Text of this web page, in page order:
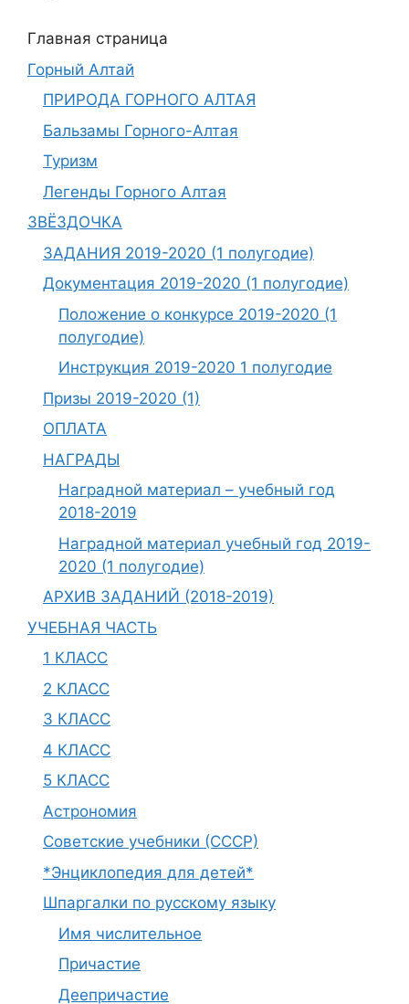
Главная страница
Горный Алтай
ПРИРОДА ГОРНОГО АЛТАЯ
Бальзамы Горного-Алтая
Туризм
Легенды Горного Алтая
ЗВЁЗДОЧКА
ЗАДАНИЯ 2019-2020 (1 полугодие)
Документация 2019-2020 (1 полугодие)
Положение о конкурсе 2019-2020 (1
полугодие)
Инструкция 2019-2020 1 полугодие
Призы 2019-2020 (1)
ОПЛАТА
НАГРАДЫ
Наградной материал – учебный год
2018-2019
Наградной материал учебный год 2019-
2020 (1 полугодие)
АРХИВ ЗАДАНИЙ (2018-2019)
УЧЕБНАЯ ЧАСТЬ
1 КЛАСС
2 КЛАСС
3 КЛАСС
4 КЛАСС
5 КЛАСС
Астрономия
Советские учебники (СССР)
*Энциклопедия для детей*
Шпаргалки по русскому языку
Имя числительное
Причастие
Деепричастие